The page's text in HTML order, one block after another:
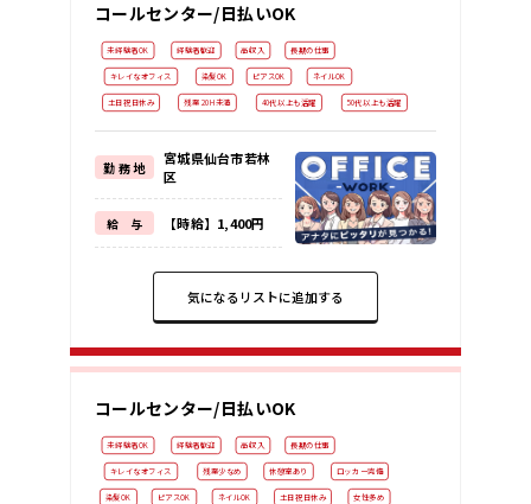
コールセンター/日払いOK
未経験者OK 経験者歓迎 高収入 長期の仕事
キレイなオフィス 染髪OK ピアスOK ネイルOK
土日祝日休み 残業 20H未満 40代以上も活躍 50代以上も活躍
勤 務 地
宮城県仙台市若林
区
給 与 【時給】1,400円
気になるリストに追加する
コールセンター/日払いOK
未経験者OK 経験者歓迎 高収入 長期の仕事
キレイなオフィス 残業少なめ 休憩室あり ロッカー完備
染髪OK ピアスOK ネイルOK 土日祝日休み 女性多め